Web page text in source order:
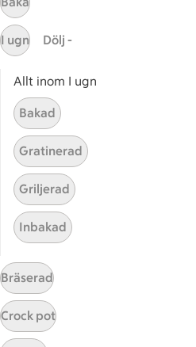
Här hittar du alla goda
Start
I ugn Dölj -
Allt inom I ugn
Bakad
Gratinerad
Griljerad
Inbakad
Bräserad
Crock pot